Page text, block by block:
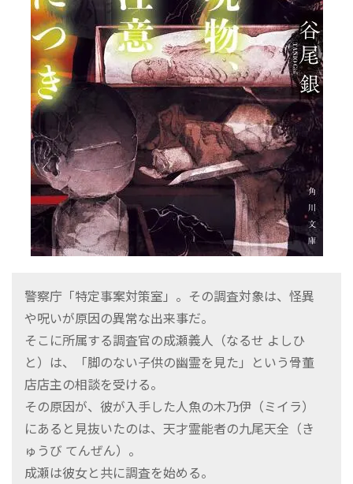
警察庁「特定事案対策室」。その調査対象は、怪異
や呪いが原因の異常な出来事だ。
そこに所属する調査官の成瀬義人（なるせ よしひ
と）は、「脚のない子供の幽霊を見た」という骨董
店店主の相談を受ける。
その原因が、彼が入手した人魚の木乃伊（ミイラ）
にあると見抜いたのは、天才霊能者の九尾天全（き
ゅうび てんぜん）。
成瀬は彼女と共に調査を始める。